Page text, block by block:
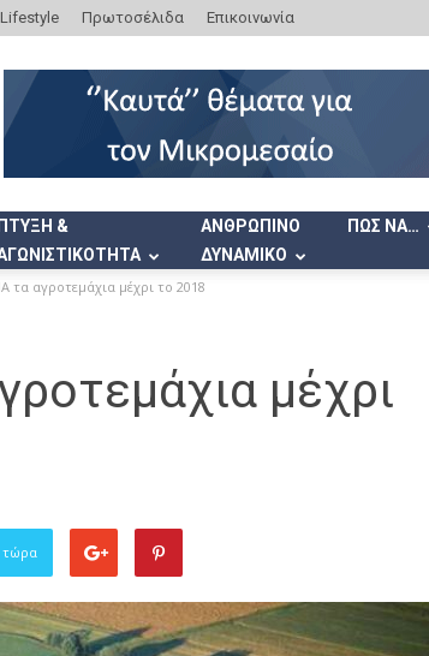
Lifestyle Πρωτοσέλιδα Επικοινωνία
&
ΑΝΘΡΩΠΙΝΟ
ΔΥΝΑΜΙΚΟ
ΠΩΣ ΝΑ…
τα αγροτεμάχια μέχρι το 2018
μέχρι
τώρα